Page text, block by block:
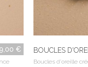
€ BOUCLES
Boucles d'oreille